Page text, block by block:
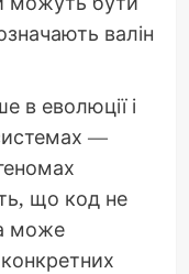
валін
в еволюції і
—
що код не
може